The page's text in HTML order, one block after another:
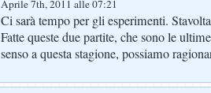
Aprile 7th, 2011 alle 07:21
Ci sarà tempo per gli esperimenti.
Fatte queste due partite, che sono le
senso a questa stagione, possiamo